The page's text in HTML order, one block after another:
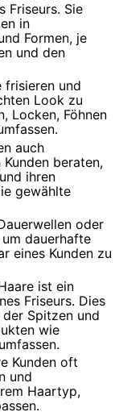
Friseurs. Sie
in
Formen, je
und den
frisieren und
Look zu
Locken, Föhnen
auch
beraten,
ihren
gewählte
oder
dauerhafte
eines Kunden zu
ist ein
Friseurs. Dies
der Spitzen und
wie
Kunden oft
und
Haartyp,